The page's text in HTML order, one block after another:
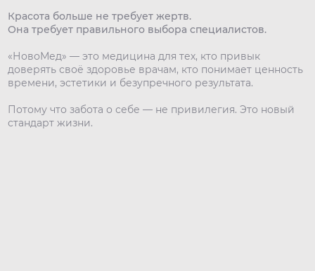
Красота больше не требует жертв.
Она требует правильного выбора специалистов.
«НовоМед» — это медицина для тех, кто привык
доверять своё здоровье врачам, кто понимает ценность
времени, эстетики и безупречного результата.
Потому что забота о себе — не привилегия. Это новый
стандарт жизни.